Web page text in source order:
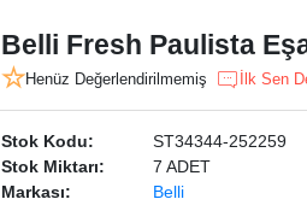
Belli Fresh Paulista
Henüz Değerlendirilmemiş İlk Sen
Stok Kodu:
ST34344-252259
Stok Miktarı:
7 ADET
Markası:
Belli